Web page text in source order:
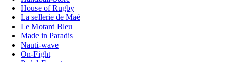
House of Rugby
La sellerie de Maé
Le Motard Bleu
Made in Paradis
Nauti-wave
On-Fight